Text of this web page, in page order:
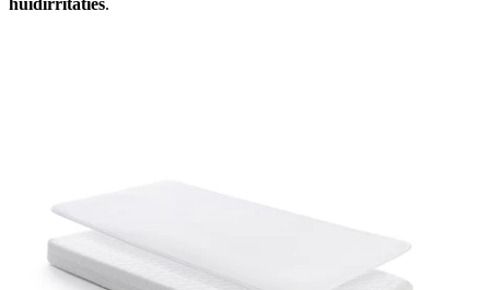
huidirritaties.